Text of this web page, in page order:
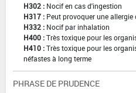
H302 : Nocif en cas d'ingestion
H317 : Peut provoquer une allergie
H332 : Nocif par inhalation
H400 :Très toxique pour les
H410 :Très toxique pour les
néfastes à long terme
PHRASE DE PRUDENCE